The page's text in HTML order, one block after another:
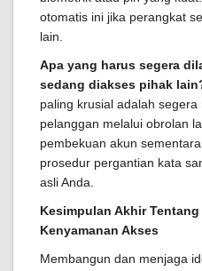
otomatis ini jika perangkat
lain.
Apa yang harus segera
sedang diakses pihak
paling krusial adalah
pelanggan melalui obrolan
pembekuan akun
prosedur pergantian kata
asli Anda.
Kesimpulan Akhir
Kenyamanan Akses
Membangun dan menjaga